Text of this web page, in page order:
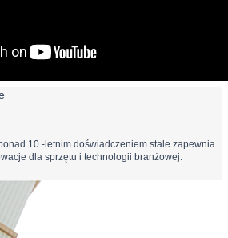
10 -letnim doświadczeniem stale zapewnia
dla sprzętu i technologii branżowej.